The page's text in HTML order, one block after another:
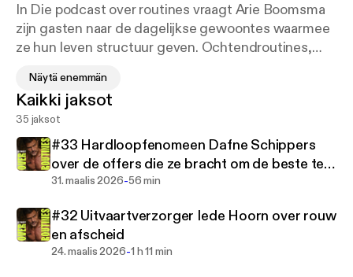
In Die podcast over routines vraagt Arie Boomsma
zijn gasten naar de dagelijkse gewoontes waarmee
ze hun leven structuur geven. Ochtendroutines,
of angsten te lijf gaan, tips voor productiviteit en
planning, Inzichten over relaties, trainen, eten,
ondernemen…. Welke systemen hebben ze voor
zichzelf gebouwd om te kunnen doen wat ze doen?
Productie: MIDDLE CHILD MEDIA. Hosted on
Acast. See acast.com/privacy for more information.
Näytä enemmän
Kaikki jaksot
35 jaksot
#33 Hardloopfenomeen Dafne Schippers
over de offers die ze bracht om de beste ter
wereld te worden
31. maalis 2026-56 min
#32 Uitvaartverzorger Iede Hoorn over rouw
en afscheid
24. maalis 2026-1 h 11 min